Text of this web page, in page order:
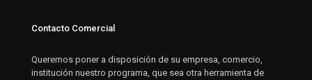
Contacto Comercial
Queremos poner a disposición de su empresa, comercio,
institución nuestro programa, que sea otra herramienta de